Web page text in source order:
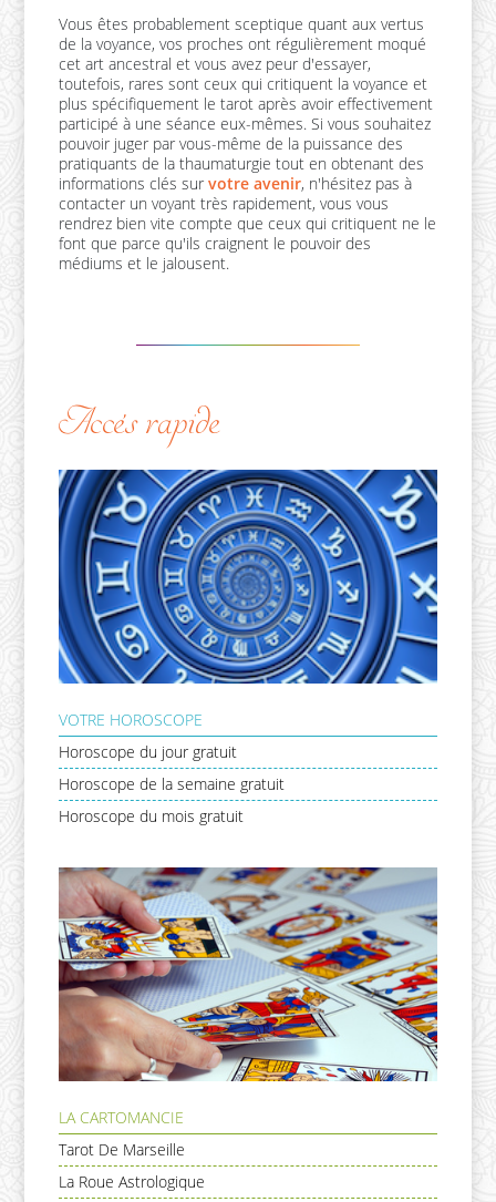
Vous êtes probablement sceptique quant aux vertus
de la voyance, vos proches ont régulièrement moqué
cet art ancestral et vous avez peur d'essayer,
toutefois, rares sont ceux qui critiquent la voyance et
plus spécifiquement le tarot après avoir effectivement
participé à une séance eux-mêmes. Si vous souhaitez
pouvoir juger par vous-même de la puissance des
pratiquants de la thaumaturgie tout en obtenant des
informations clés sur votre avenir, n'hésitez pas à
contacter un voyant très rapidement, vous vous
rendrez bien vite compte que ceux qui critiquent ne le
font que parce qu'ils craignent le pouvoir des
médiums et le jalousent.
Accés rapide
VOTRE HOROSCOPE
Horoscope du jour gratuit
Horoscope de la semaine gratuit
Horoscope du mois gratuit
LA CARTOMANCIE
Tarot De Marseille
La Roue Astrologique